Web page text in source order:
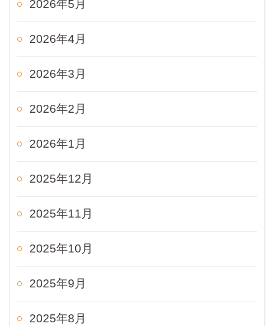
2026年5月
2026年4月
2026年3月
2026年2月
2026年1月
2025年12月
2025年11月
2025年10月
2025年9月
2025年8月